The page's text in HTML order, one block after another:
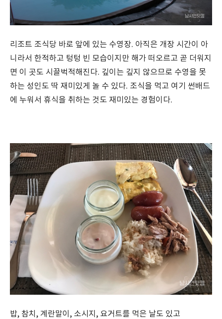
리조트 조식당 바로 앞에 있는 수영장. 아직은 개장 시간이 아
니라서 한적하고 텅텅 빈 모습이지만 해가 떠오르고 곧 더워지
면 이 곳도 시끌벅적해진다. 깊이는 깊지 않으므로 수영을 못
하는 성인도 딱 재미있게 놀 수 있다. 조식을 먹고 여기 썬배드
에 누워서 휴식을 취하는 것도 재미있는 경험이다.
밥, 참치, 계란말이, 소시지, 요거트를 먹은 날도 있고